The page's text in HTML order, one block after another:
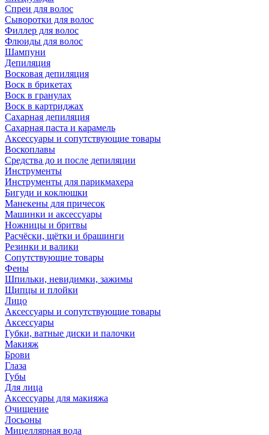
Спреи для волос
Сыворотки для волос
Филлер для волос
Флюиды для волос
Шампуни
Депиляция
Восковая депиляция
Воск в брикетах
Воск в гранулах
Воск в картриджах
Сахарная депиляция
Сахарная паста и карамель
Аксессуары и сопутствующие товары
Воскоплавы
Средства до и после депиляции
Инструменты
Инструменты для парикмахера
Бигуди и коклюшки
Манекены для причесок
Машинки и аксессуары
Ножницы и бритвы
Расчёски, щётки и брашинги
Резинки и валики
Сопутствующие товары
Фены
Шпильки, невидимки, зажимы
Щипцы и плойки
Лицо
Аксессуары и сопутствующие товары
Аксессуары
Губки, ватные диски и палочки
Макияж
Брови
Глаза
Губы
Для лица
Аксессуары для макияжа
Очищение
Лосьоны
Мицеллярная вода